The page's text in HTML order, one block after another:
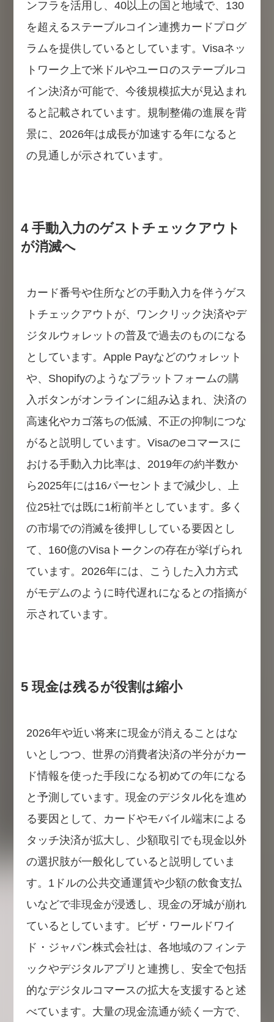
ンフラを活用し、40以上の国と地域で、130
を超えるステーブルコイン連携カードプログ
ラムを提供しているとしています。Visaネッ
トワーク上で米ドルやユーロのステーブルコ
イン決済が可能で、今後規模拡大が見込まれ
ると記載されています。規制整備の進展を背
景に、2026年は成長が加速する年になると
の見通しが示されています。
4 手動入力のゲストチェックアウト
が消滅へ
カード番号や住所などの手動入力を伴うゲス
トチェックアウトが、ワンクリック決済やデ
ジタルウォレットの普及で過去のものになる
としています。Apple Payなどのウォレット
や、Shopifyのようなプラットフォームの購
入ボタンがオンラインに組み込まれ、決済の
高速化やカゴ落ちの低減、不正の抑制につな
がると説明しています。Visaのeコマースに
おける手動入力比率は、2019年の約半数か
ら2025年には16パーセントまで減少し、上
位25社では既に1桁前半としています。多く
の市場での消滅を後押ししている要因とし
て、160億のVisaトークンの存在が挙げられ
ています。2026年には、こうした入力方式
がモデムのように時代遅れになるとの指摘が
示されています。
5 現金は残るが役割は縮小
2026年や近い将来に現金が消えることはな
いとしつつ、世界の消費者決済の半分がカー
ド情報を使った手段になる初めての年になる
と予測しています。現金のデジタル化を進め
る要因として、カードやモバイル端末による
タッチ決済が拡大し、少額取引でも現金以外
の選択肢が一般化していると説明していま
す。1ドルの公共交通運賃や少額の飲食支払
いなどで非現金が浸透し、現金の牙城が崩れ
ているとしています。ビザ・ワールドワイ
ド・ジャパン株式会社は、各地域のフィンテ
ックやデジタルアプリと連携し、安全で包括
的なデジタルコマースの拡大を支援すると述
べています。大量の現金流通が続く一方で、